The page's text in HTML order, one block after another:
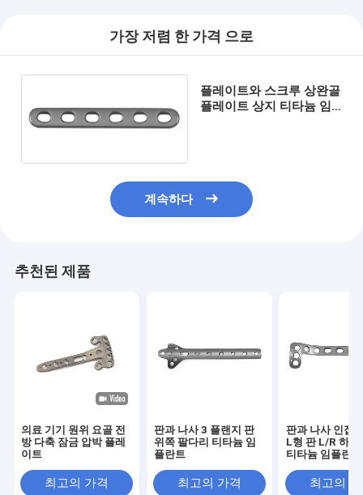
가장 저렴 한 가격 으로
플레이트와 스크루 상완골
플레이트 상지 티타늄 임
계속하다
추천된 제품
의료 기기 원위 요골 전
방 다축 잠금 압박 플레
이트
최고의 가격
판과 나사 3 플랜지 판
위쪽 팔다리 티타늄 임
플란트
최고의 가격
판과 나사 인접
L형 판 L/R 하부
티타늄 임플란트
최고의